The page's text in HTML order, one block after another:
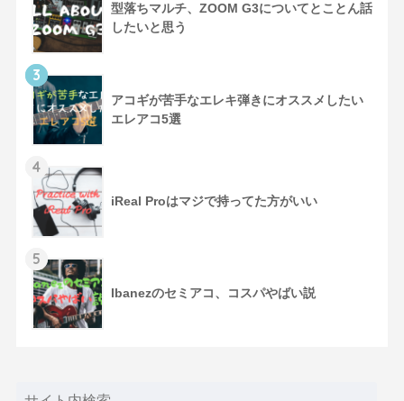
型落ちマルチ、ZOOM G3についてとことん話
したいと思う
3
アコギが苦手なエレキ弾きにオススメしたい
エレアコ5選
4
iReal Proはマジで持ってた方がいい
5
Ibanezのセミアコ、コスパやばい説